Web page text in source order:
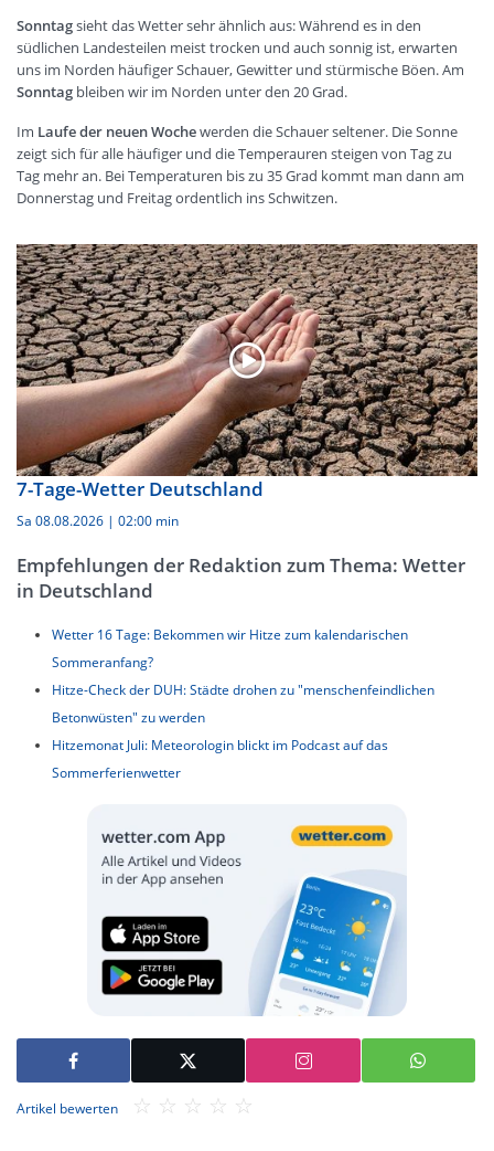
Sonntagsieht das Wetter sehr ähnlich aus: Während es in den
südlichen Landesteilen meist trocken und auch sonnig ist, erwarten
uns im Norden häufiger Schauer, Gewitter und stürmische Böen. Am
Sonntag bleiben wir im Norden unter den 20 Grad.
Im Laufe der neuen Wochewerden die Schauer seltener. Die Sonne
zeigt sich für alle häufiger und die Temperauren steigen von Tag zu
Tag mehr an. Bei Temperaturen bis zu 35 Grad kommt man dann am
Donnerstag und Freitag ordentlich ins Schwitzen.
7-Tage-Wetter Deutschland
Sa 08.08.2026 | 02:00 min
Empfehlungen der Redaktion zum Thema: Wetter
in Deutschland
Wetter 16 Tage: Bekommen wir Hitze zum kalendarischen
Sommeranfang?
Hitze-Check der DUH: Städte drohen zu "menschenfeindlichen
Betonwüsten" zu werden
Hitzemonat Juli: Meteorologin blickt im Podcast auf das
Sommerferienwetter
Artikel bewerten